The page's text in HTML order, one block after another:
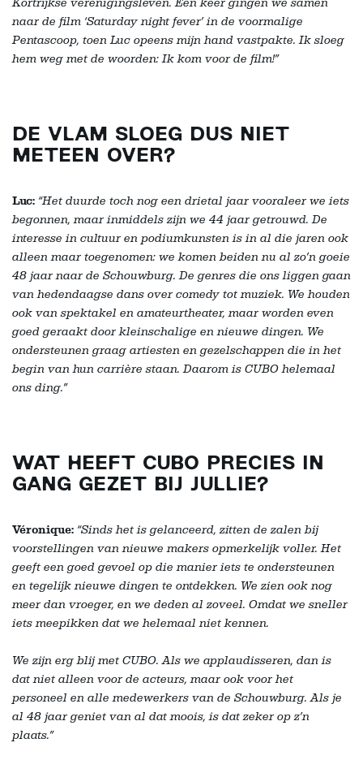
naar de film ‘Saturday night fever’ in de voormalige
Pentascoop, toen Luc opeens mijn hand vastpakte. Ik sloeg
hem weg met de woorden: Ik kom voor de film!”
DE VLAM SLOEG DUS NIET
METEEN OVER?
Luc: “Het duurde toch nog een drietal jaar vooraleer we iets
begonnen, maar inmiddels zijn we 44 jaar getrouwd. De
interesse in cultuur en podiumkunsten is in al die jaren ook
alleen maar toegenomen: we komen beiden nu al zo’n goeie
48 jaar naar de Schouwburg. De genres die ons liggen gaan
van hedendaagse dans over comedy tot muziek. We houden
ook van spektakel en amateurtheater, maar worden even
goed geraakt door kleinschalige en nieuwe dingen. We
ondersteunen graag artiesten en gezelschappen die in het
begin van hun carrière staan. Daarom is CUBO helemaal
ons ding.”
WAT HEEFT CUBO PRECIES IN
GANG GEZET BIJ JULLIE?
Véronique: “Sinds het is gelanceerd, zitten de zalen bij
voorstellingen van nieuwe makers opmerkelijk voller. Het
geeft een goed gevoel op die manier iets te ondersteunen
en tegelijk nieuwe dingen te ontdekken. We zien ook nog
meer dan vroeger, en we deden al zoveel. Omdat we sneller
iets meepikken dat we helemaal niet kennen.
We zijn erg blij met CUBO. Als we applaudisseren, dan is
dat niet alleen voor de acteurs, maar ook voor het
personeel en alle medewerkers van de Schouwburg. Als je
al 48 jaar geniet van al dat moois, is dat zeker op z’n
plaats.”